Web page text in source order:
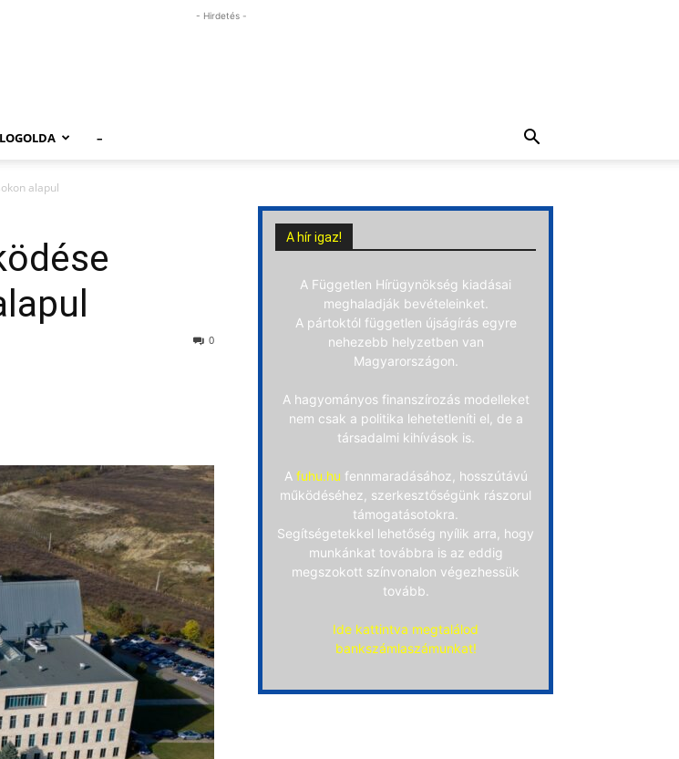
- Hirdetés -
–
alapul
0
A hír igaz!
A Független Hírügynökség kiadásai
meghaladják bevételeinket.
A pártoktól független újságírás egyre
nehezebb helyzetben van
Magyarországon.
A hagyományos finanszírozás modelleket
nem csak a politika lehetetleníti el, de a
társadalmi kihívások is.
A fuhu.hu fennmaradásához, hosszútávú
működéséhez, szerkesztőségünk rászorul
támogatásotokra.
Segítségetekkel lehetőség nyílik arra, hogy
munkánkat továbbra is az eddig
megszokott színvonalon végezhessük
tovább.
Ide kattintva megtalálod
bankszámlaszámunkat!